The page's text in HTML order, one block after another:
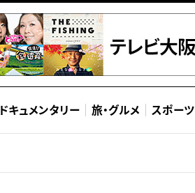
ドキュメンタリー 旅・グルメ スポーツ